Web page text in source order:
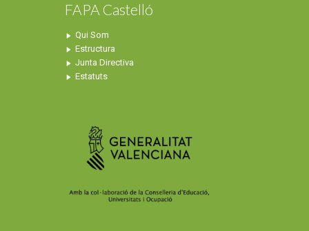
FAPA Castelló
Qui Som
Estructura
Junta Directiva
Estatuts